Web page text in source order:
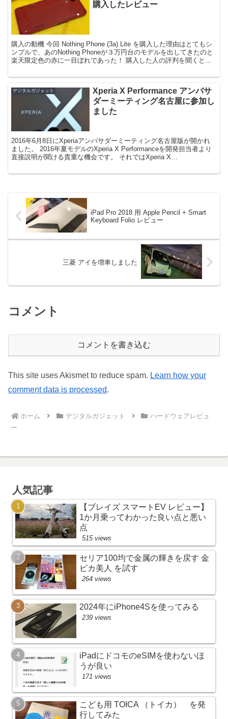
購入したレビュー
購入の動機 今回 Nothing Phone (3a) Lite を購入した理由はとてもシ
ンプルで、あのNothing Phoneが３万円台のモデルを出してきたのと
楽天限定色の赤に一目ぼれであった！ 購入した人の評判を聞くとス
デジタルガジェット
Xperia X Performance アンバサ
ダーミーティング名古屋に参加し
ました
2016年6月8日にXperiaアンバサダーミーティング名古屋版が開かれ
ました。 2016年夏モデルのXperia X Performanceを開発担当者より
直接説明が聞ける貴重な機会です。 それではXperia X
iPad Pro 2018 用 Apple Pencil + Smart
Keyboard Folio レビュー
三菱 アイを増車しました
コメント
コメントを書き込む
This site uses Akismet to reduce spam. Learn how your
comment data is processed.
ホーム デジタルガジェット
ハードウェアレビュ
ー
人気記事
【ブレイズ スマートEV レビュー】
1か月乗ってわかった良い点と悪い
点
515 views
セリア100均で金属の輝きを戻す 金
ピカ美人 を試す
264 views
2024年にiPhone4Sを使ってみる
239 views
iPadにドコモのeSIMを使わないほ
うが良い
171 views
こども用 TOICA （トイカ） を発
行してみた